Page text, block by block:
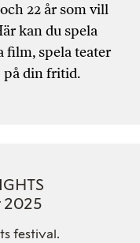
22 år som vill
kan du spela
film, spela teater
på din fritid.
2025
festival.